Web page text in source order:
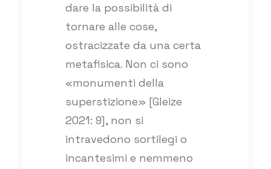
dare la possibilità di
tornare alle cose,
ostracizzate da una certa
metafisica. Non ci sono
«monumenti della
superstizione» [Gleize
2021: 9], non si
intravedono sortilegi o
incantesimi e nemmeno